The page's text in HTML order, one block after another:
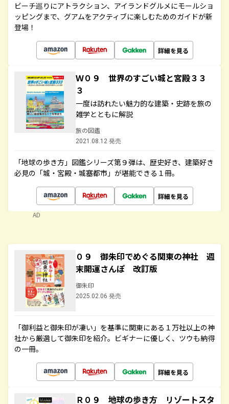
ビーチ巡りにアトラクション、アイランドグルメにモールショ
ッピングまで、グアムをアクティブに楽しむためのガイドが新
登場！
詳細を見る
Ｗ０９ 世界のすごい城と宮殿３３
３
一度は訪れたい魅力的な建築・史跡を旅の
雑学とともに解説
旅の図鑑
2021.08.12 発売
「地球の歩き方」図鑑シリーズ第９弾は、歴史好き、建築好き
必見の「城・宮殿・城塞都市」が堪能できる１冊。
詳細を見る
AD
０９ 御朱印でめぐる関東の神社 週
末開運さんぽ 改訂版
御朱印
2025.02.06 発売
「御利益と御朱印が凄い」を基準に関東にある１万社以上の神
社から厳選して御朱印を紹介。ビギナーに優しく、ツウも納得
の一冊。
詳細を見る
Ｒ０９ 地球の歩き方 リゾートスタ